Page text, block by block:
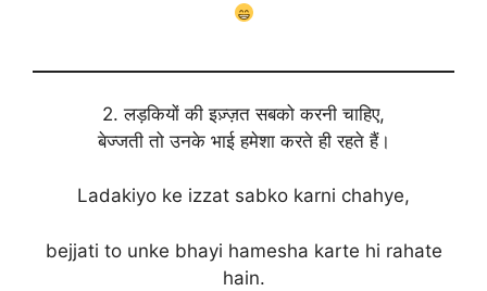
2. लड़कियों की इज़्ज़त सबको करनी चाहिए,
बेज्जती तो उनके भाई हमेशा करते ही रहते हैं।
Ladakiyo ke izzat sabko karni chahye,
bejjati to unke bhayi hamesha karte hi rahate
hain.